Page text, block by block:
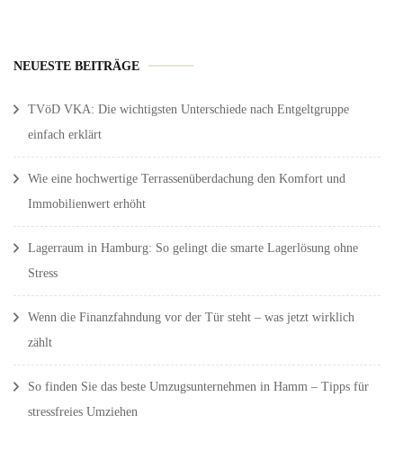
NEUESTE BEITRÄGE
TVöD VKA: Die wichtigsten Unterschiede nach Entgeltgruppe
einfach erklärt
Wie eine hochwertige Terrassenüberdachung den Komfort und
Immobilienwert erhöht
Lagerraum in Hamburg: So gelingt die smarte Lagerlösung ohne
Stress
Wenn die Finanzfahndung vor der Tür steht – was jetzt wirklich
zählt
So finden Sie das beste Umzugsunternehmen in Hamm – Tipps für
stressfreies Umziehen